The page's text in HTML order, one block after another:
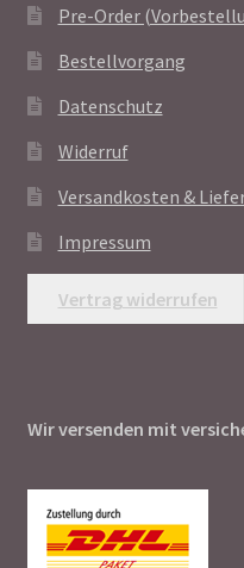
Pre-Order
Bestellvorgang
Datenschutz
Widerruf
Versandkosten &
Impressum
Vertrag widerrufen
Wir versenden mit